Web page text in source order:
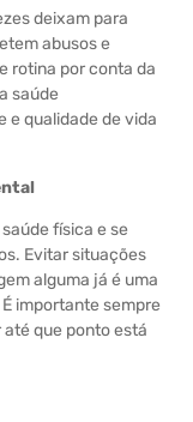
deixam para
abusos e
rotina por conta da
saúde
e qualidade de vida
física e se
Evitar situações
alguma já é uma
importante sempre
que ponto está